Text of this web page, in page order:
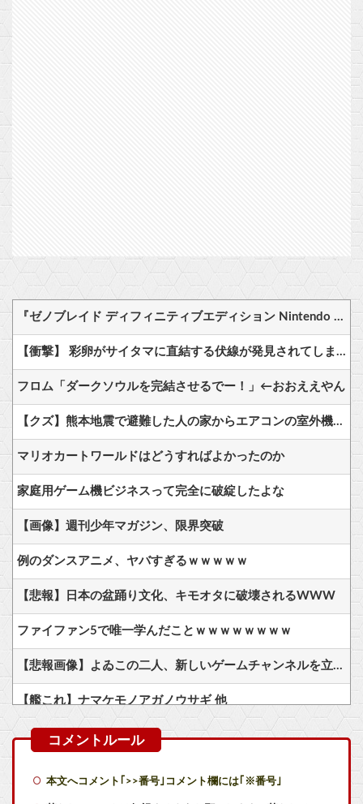
『ゼノブレイド ディフィニティブエディション Nintendo Switch 2 Edition』3,713 本
【衝撃】 彩卵がサイタマに直結する伏線が発見されてしまうｗｗｗ
フロム「ダークソウルを完結させるでー！」←おおええやん
【クズ】熊本地震で避難した人の家からエアコンの室外機を盗んでいた無職男逮捕「金に困り売却目的で」
マリオカートワールドはどうすればよかったのか
家庭用ゲーム機ビジネスって完全に破綻したよな
【画像】週刊少年マガジン、限界突破
例のダンスアニメ、ヤバすぎるｗｗｗｗｗ
【悲報】日本の盆踊り文化、キモオタに破壊されるWWW
ファイファン5で唯一学んだことｗｗｗｗｗｗｗｗ
【悲報画像】よゐこの二人、新しいゲームチャンネルを立ち上げるwwww
【艦これ】ナマケモノアガノウサギ 他
【艦これ】競泳水着いんのかよ
本文へコメント｢>>番号｣コメント欄には｢※番号｣